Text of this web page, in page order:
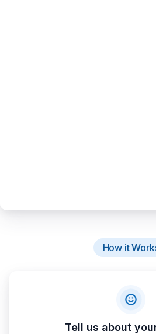
How it
Tell us about